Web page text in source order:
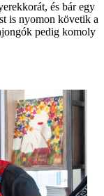
és bár egy
is nyomon követik a
pedig komoly